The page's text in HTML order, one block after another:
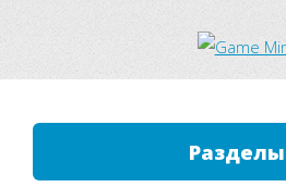
Разделы